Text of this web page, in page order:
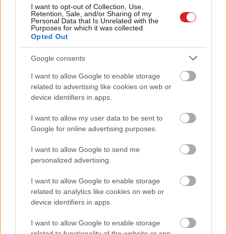
I want to opt-out of Collection, Use,
Retention, Sale, and/or Sharing of my
Personal Data that Is Unrelated with the
Purposes for which it was collected.
Opted Out
Google consents
I want to allow Google to enable storage
related to advertising like cookies on web or
device identifiers in apps.
I want to allow my user data to be sent to
Google for online advertising purposes.
I want to allow Google to send me
personalized advertising.
I want to allow Google to enable storage
related to analytics like cookies on web or
device identifiers in apps.
I want to allow Google to enable storage
erőműben
PCW.master | 2017.08.23 14:30
Alienware gamer laptopja
IFA 2016
Ilyen a Dell hátizsák-PC-je
Virtuális Valóság
Frissültek az Alienware gamer PC-
Hardver | 2016.06.14 12:02
csomagok
Virtuális Valóság| 2016.01.09 12:35
Oculus-képes PC-kkel nyomul az
AMD